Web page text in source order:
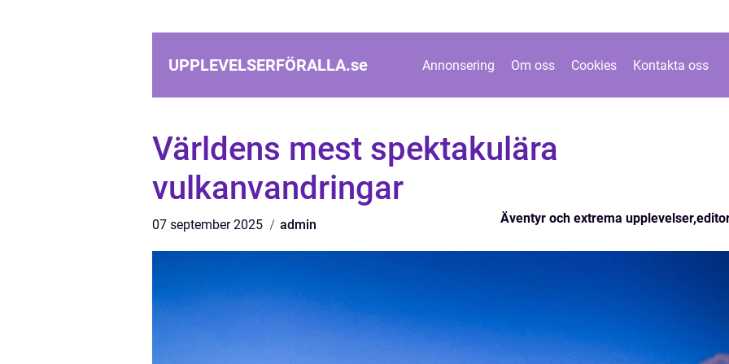
UPPLEVELSERFÖRALLA.se Annonsering Om oss Cookies Kontakta oss
Världens mest spektakulära
vulkanvandringar
07 september 2025 admin Äventyr och extrema upplevelser,